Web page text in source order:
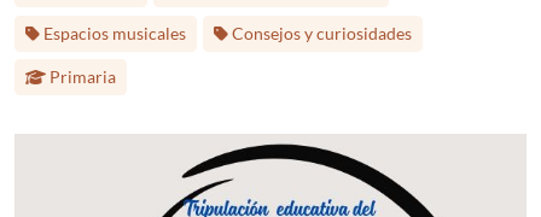
Espacios musicales Consejos y curiosidades
Primaria